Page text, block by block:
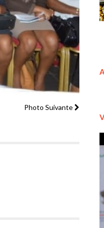
Photo Suivante